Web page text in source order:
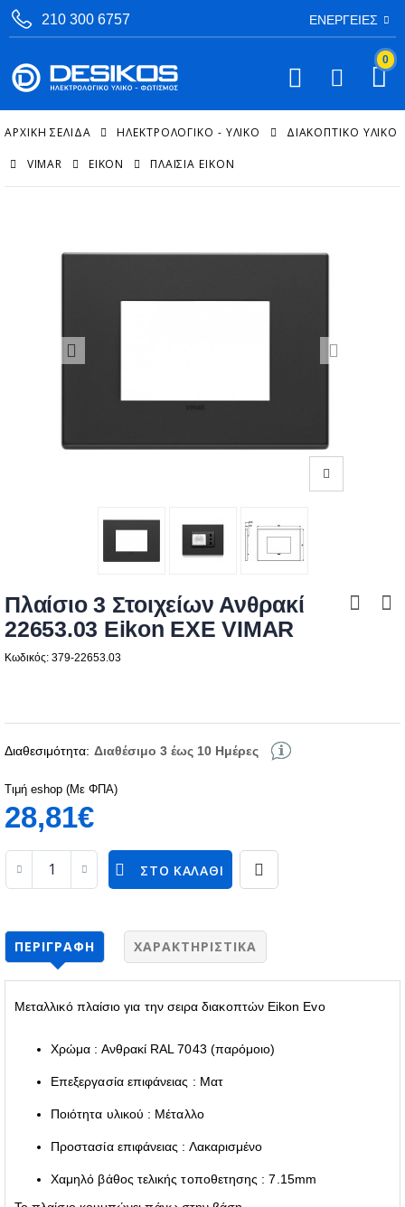
210 300 6757 ΕΝΈΡΓΕΙΕΣ
0
ΑΡΧΙΚΉ ΣΕΛΊΔΑ ΗΛΕΚΤΡΟΛΟΓΙΚΟ - ΥΛΙΚΟ ΔΙΑΚΟΠΤΙΚΌ ΥΛΙΚΌ
VIMAR EIKON ΠΛΑΊΣΙΑ EIKON
Πλαίσιο 3 Στοιχείων Ανθρακί
22653.03 Eikon EXE VIMAR
Κωδικός: 379-22653.03
Διαθεσιμότητα: Διαθέσιμο 3 έως 10 Ημέρες
Τιμή eshop (Με ΦΠΑ)
28,81€
ΣΤΟ ΚΑΛΆΘΙ
ΠΕΡΙΓΡΑΦΉ ΧΑΡΑΚΤΗΡΙΣΤΙΚΆ
Μεταλλικό πλαίσιο για την σειρα διακοπτών Eikon Evo
Χρώμα : Ανθρακί RAL 7043 (παρόμοιο)
Επεξεργασία επιφάνειας : Ματ
Ποιότητα υλικού : Μέταλλο
Προστασία επιφάνειας : Λακαρισμένο
Χαμηλό βάθος τελικής τοποθετησης : 7.15mm